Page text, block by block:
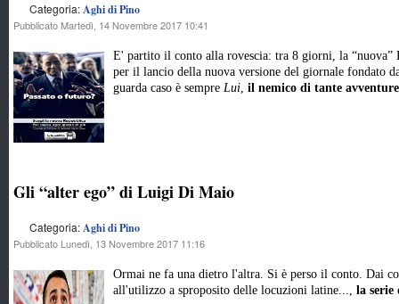
Categoria:Aghi di Pino
Pubblicato Martedì, 14 Novembre 2017 10:41
E' partito il conto alla rovescia: tra 8 giorni, la “nuova”
per il lancio della nuova versione del giornale fondato
guarda caso è sempre Lui, il nemico di tante avventure
Gli “alter ego” di Luigi Di Maio
Categoria:Aghi di Pino
Pubblicato Lunedì, 13 Novembre 2017 11:16
Ormai ne fa una dietro l'altra. Si è perso il conto. Dai
all'utilizzo a sproposito delle locuzioni latine..., la serie